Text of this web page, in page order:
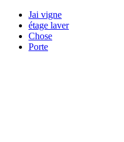
Jai vigne
étage laver
Chose
Porte